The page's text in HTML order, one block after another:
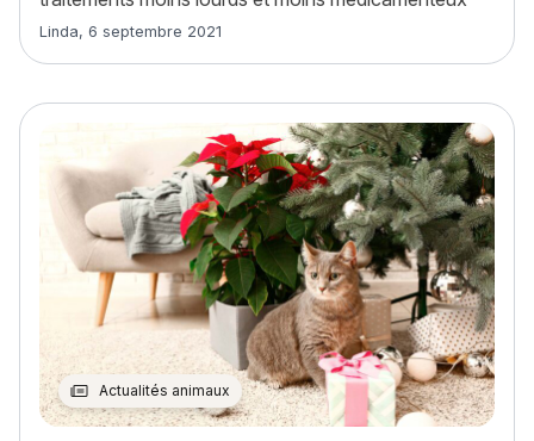
Article rédigé par
Linda, 6 septembre 2021
Actualités animaux